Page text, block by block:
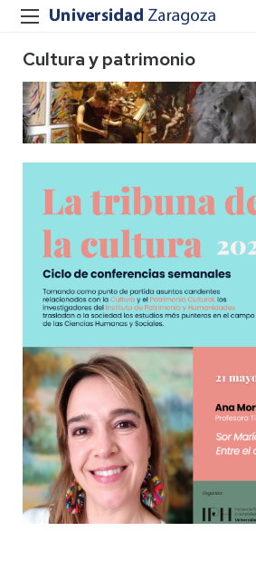
Cultura y patrimonio